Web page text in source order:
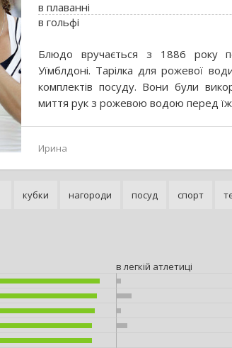
в плаванні
в гольфі
Блюдо вручається з 1886 року
Уїмблдоні. Тарілка для рожевої
комплектів посуду. Вони були
миття рук з рожевою водою перед
Ирина
кубки нагороди посуд спорт
в легкій атлетиці